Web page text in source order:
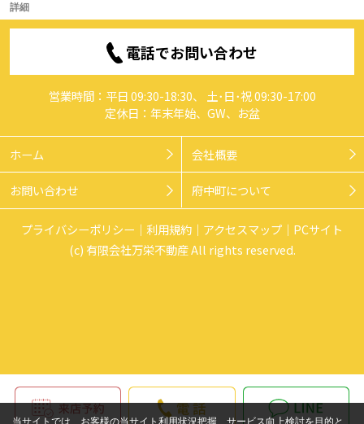
詳細
電話でお問い合わせ
営業時間：平日 09:30-18:30、 土･日･祝 09:30-17:00
定休日：年末年始、GW、お盆
ホーム 会社概要
お問い合わせ 府中町について
プライバシーポリシー 利用規約 アクセスマップ
PCサイト
(c) 有限会社万栄不動産 All rights reserved.
当サイトでは、お客様の当サイト利用状況把握、サービス向上検討を目的と